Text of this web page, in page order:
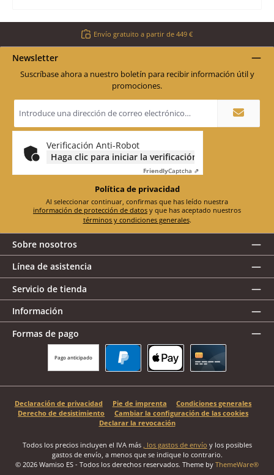
Envío gratuito a partir de 449 €
Newsletter
Suscríbase ahora a nuestro boletín para recibir información útil y
promociones.
Dirección
de
electrónico
Verificación Anti-Robot
Haga clic para iniciar la verificación
FriendlyCaptcha ⇗
Política de privacidad
información de protección de datos
términos y condiciones generales.
Sobre nosotros
Línea de asistencia
Servicio de tienda
Información
Formas de pago
Pago anticipado
Declaración de privacidad Pie de imprenta
Condiciones generales
Derecho de desistimiento
Cambiar la configuración de las cookies
Declarar la revocación
Todos los precios incluyen el IVA más , los gastos de envío y los posibles
gastos de envío, a menos que se indique lo contrario.
© 2026 Wamiso ES - Todos los derechos reservados. Theme by ThemeWare®